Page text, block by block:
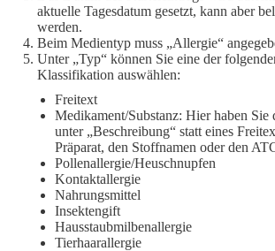
aktuelle Tagesdatum gesetzt, kann aber
werden.
Beim Medientyp muss „Allergie“
Unter „Typ“ können Sie eine der
Klassifikation auswählen:
Freitext
Medikament/Substanz: Hier haben
unter „Beschreibung“ statt eines
Präparat, den Stoffnamen oder den
Pollenallergie/Heuschnupfen
Kontaktallergie
Nahrungsmittel
Insektengift
Hausstaubmilbenallergie
Tierhaarallergie